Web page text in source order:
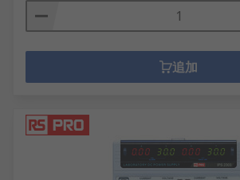
ベンチ電源の選択
必要なチャンネル数を知りたいですか
に使用するサプライの数によります。
の方法です。
エネルギー効率–通常は、仕様ま
ヤのデータシートに記載されてい
追加